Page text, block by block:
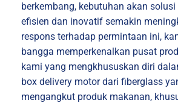
berkembang, kebutuhan akan
efisien dan inovatif semakin
respons terhadap permintaan ini,
bangga memperkenalkan pusat
kami yang mengkhususkan diri
box delivery motor dari fiberglass
mengangkut produk makanan,